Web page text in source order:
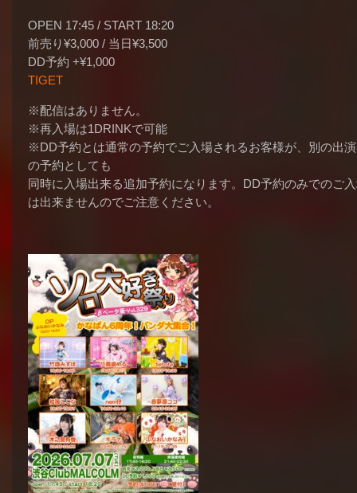
OPEN 17:45 / START 18:20
前売り¥3,000 / 当日¥3,500
DD予約 +¥1,000
TIGET
※配信はありません。
※再入場は1DRINKで可能
※DD予約とは通常の予約でご入場されるお客様が、別の出
の予約としても
同時に入場出来る追加予約になります。DD予約のみでのご
は出来ませんのでご注意ください。